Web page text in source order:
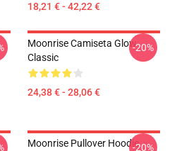
18,21 € - 42,22 €
Moonrise Camiseta Glow
Classic
24,38 € - 28,06 €
-20%
Moonrise Pullover Hoodie-20%